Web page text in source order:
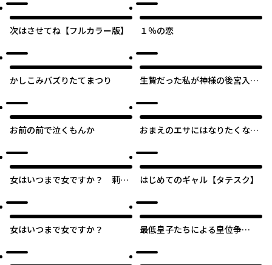
次はさせてね【フルカラー版】 １％の恋
かしこみバズりたてまつり
生贄だった私が神様の後宮入
ふです～【タテスク】
お前の前で泣くもんか
おまえのエサにはなりたくな
女はいつまで女ですか？ 莉子
はじめてのギャル【タテスク】
女はいつまで女ですか？
最低皇子たちによる皇位争
て誰にでもくれてやる ～